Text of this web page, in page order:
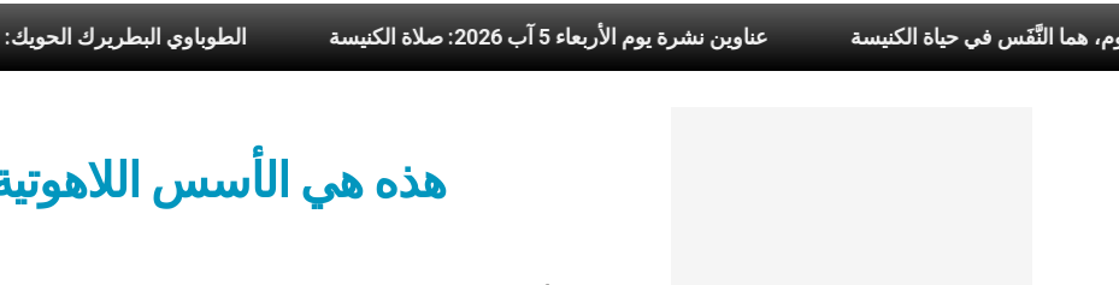
الطوباوي عناوين نشرة يوم الأربعاء 5 آب 2026: صلاة الكنيسة وكلّ يوم، هما النَّفَس في حياة الكنيسة
هذه هي الأسس